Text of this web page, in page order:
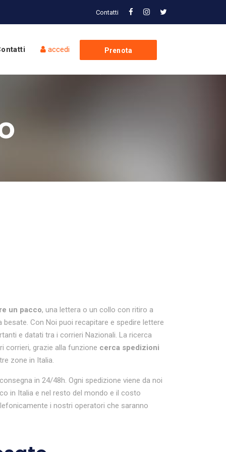
Contatti
accedi Prenota
un pacco, una lettera o un collo con ritiro a
Con Noi puoi recapitare e spedire lettere
e datati tra i corrieri Nazionali. La ricerca
corrieri, grazie alla funzione cerca spedizioni
zone in Italia.
in 24/48h. Ogni spedizione viene da noi
in Italia e nel resto del mondo e il costo
i nostri operatori che saranno